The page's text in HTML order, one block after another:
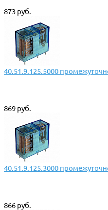
873 руб.
40.51.9.125.5000
869 руб.
40.51.9.125.3000
866 руб.